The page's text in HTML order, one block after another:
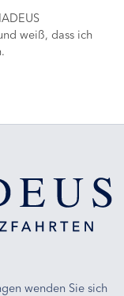
weiß, dass ich
wenden Sie sich